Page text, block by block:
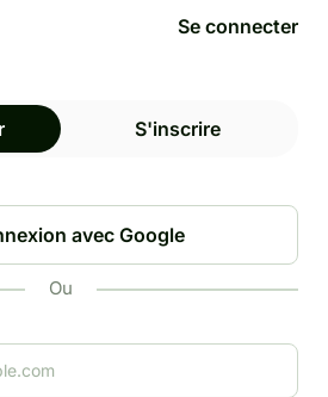
Se connecter
S'inscrire
avec Google
Ou